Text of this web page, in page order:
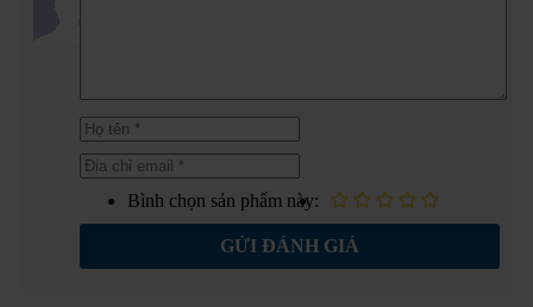
Bình chọn sản phẩm này:
GỬI ĐÁNH GIÁ